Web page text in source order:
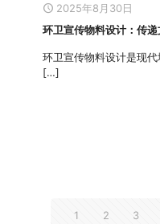
2025年8月30日
环卫宣传物料设计：传
环卫宣传物料设计是现
[…]
1 2 3